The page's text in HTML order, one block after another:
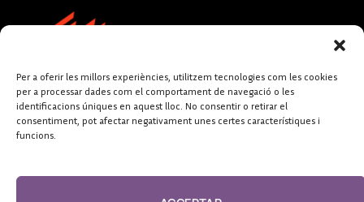
Per a oferir les millors experiències, utilitzem tecnologies com les cookies
per a processar dades com el comportament de navegació o les
identificacions úniques en aquest lloc. No consentir o retirar el
consentiment, pot afectar negativament unes certes característiques i
funcions.
FUNDACIÓ